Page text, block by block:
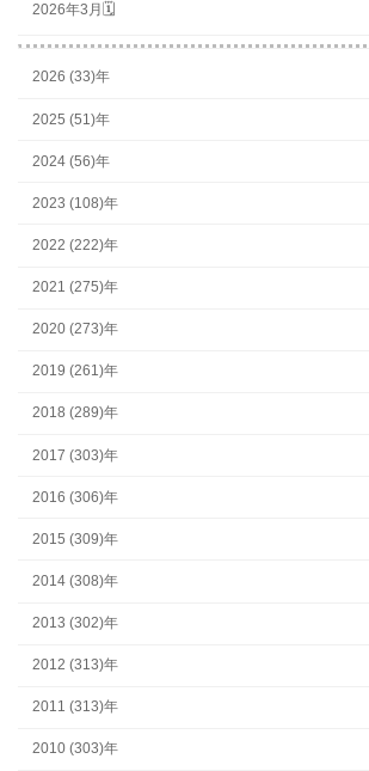
2026年3月🗓
2026 (33)年
2025 (51)年
2024 (56)年
2023 (108)年
2022 (222)年
2021 (275)年
2020 (273)年
2019 (261)年
2018 (289)年
2017 (303)年
2016 (306)年
2015 (309)年
2014 (308)年
2013 (302)年
2012 (313)年
2011 (313)年
2010 (303)年